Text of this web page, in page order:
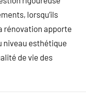
lorsqu’ils
rénovation apporte
niveau esthétique
de vie des